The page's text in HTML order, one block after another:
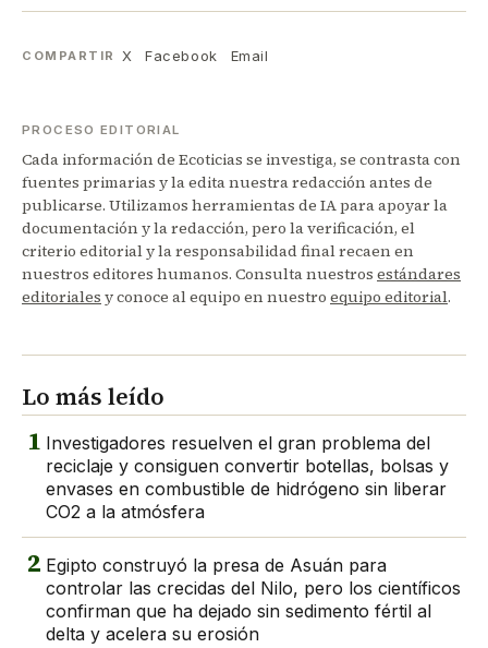
COMPARTIR X Facebook Email
PROCESO EDITORIAL
Cada información de Ecoticias se investiga, se contrasta con
fuentes primarias y la edita nuestra redacción antes de
publicarse. Utilizamos herramientas de IA para apoyar la
documentación y la redacción, pero la verificación, el
criterio editorial y la responsabilidad final recaen en
nuestros editores humanos. Consulta nuestros estándares
editoriales y conoce al equipo en nuestro equipo editorial.
Lo más leído
1 Investigadores resuelven el gran problema del
reciclaje y consiguen convertir botellas, bolsas y
envases en combustible de hidrógeno sin liberar
CO2 a la atmósfera
2 Egipto construyó la presa de Asuán para
controlar las crecidas del Nilo, pero los científicos
confirman que ha dejado sin sedimento fértil al
delta y acelera su erosión